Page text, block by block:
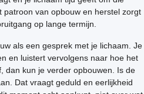
patroon van opbouw en herstel zorgt
op lange termijn.
als een gesprek met je lichaam. Je
en luistert vervolgens naar hoe het
dan kun je verder opbouwen. Is de
Dat vraagt geduld en eerlijkheid